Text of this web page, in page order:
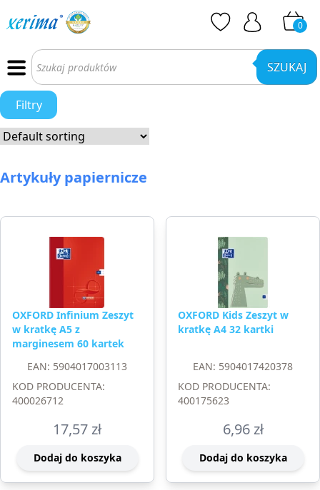
0
Wyszukiwarka
produktów SZUKAJ
Filtry
Artykuły papiernicze
OXFORD Infinium Zeszyt
w kratkę A5 z
marginesem 60 kartek
EAN: 5904017003113
KOD PRODUCENTA:
400026712
17,57zł
Dodaj do koszyka
OXFORD Kids Zeszyt w
kratkę A4 32 kartki
EAN: 5904017420378
KOD PRODUCENTA:
400175623
6,96zł
Dodaj do koszyka